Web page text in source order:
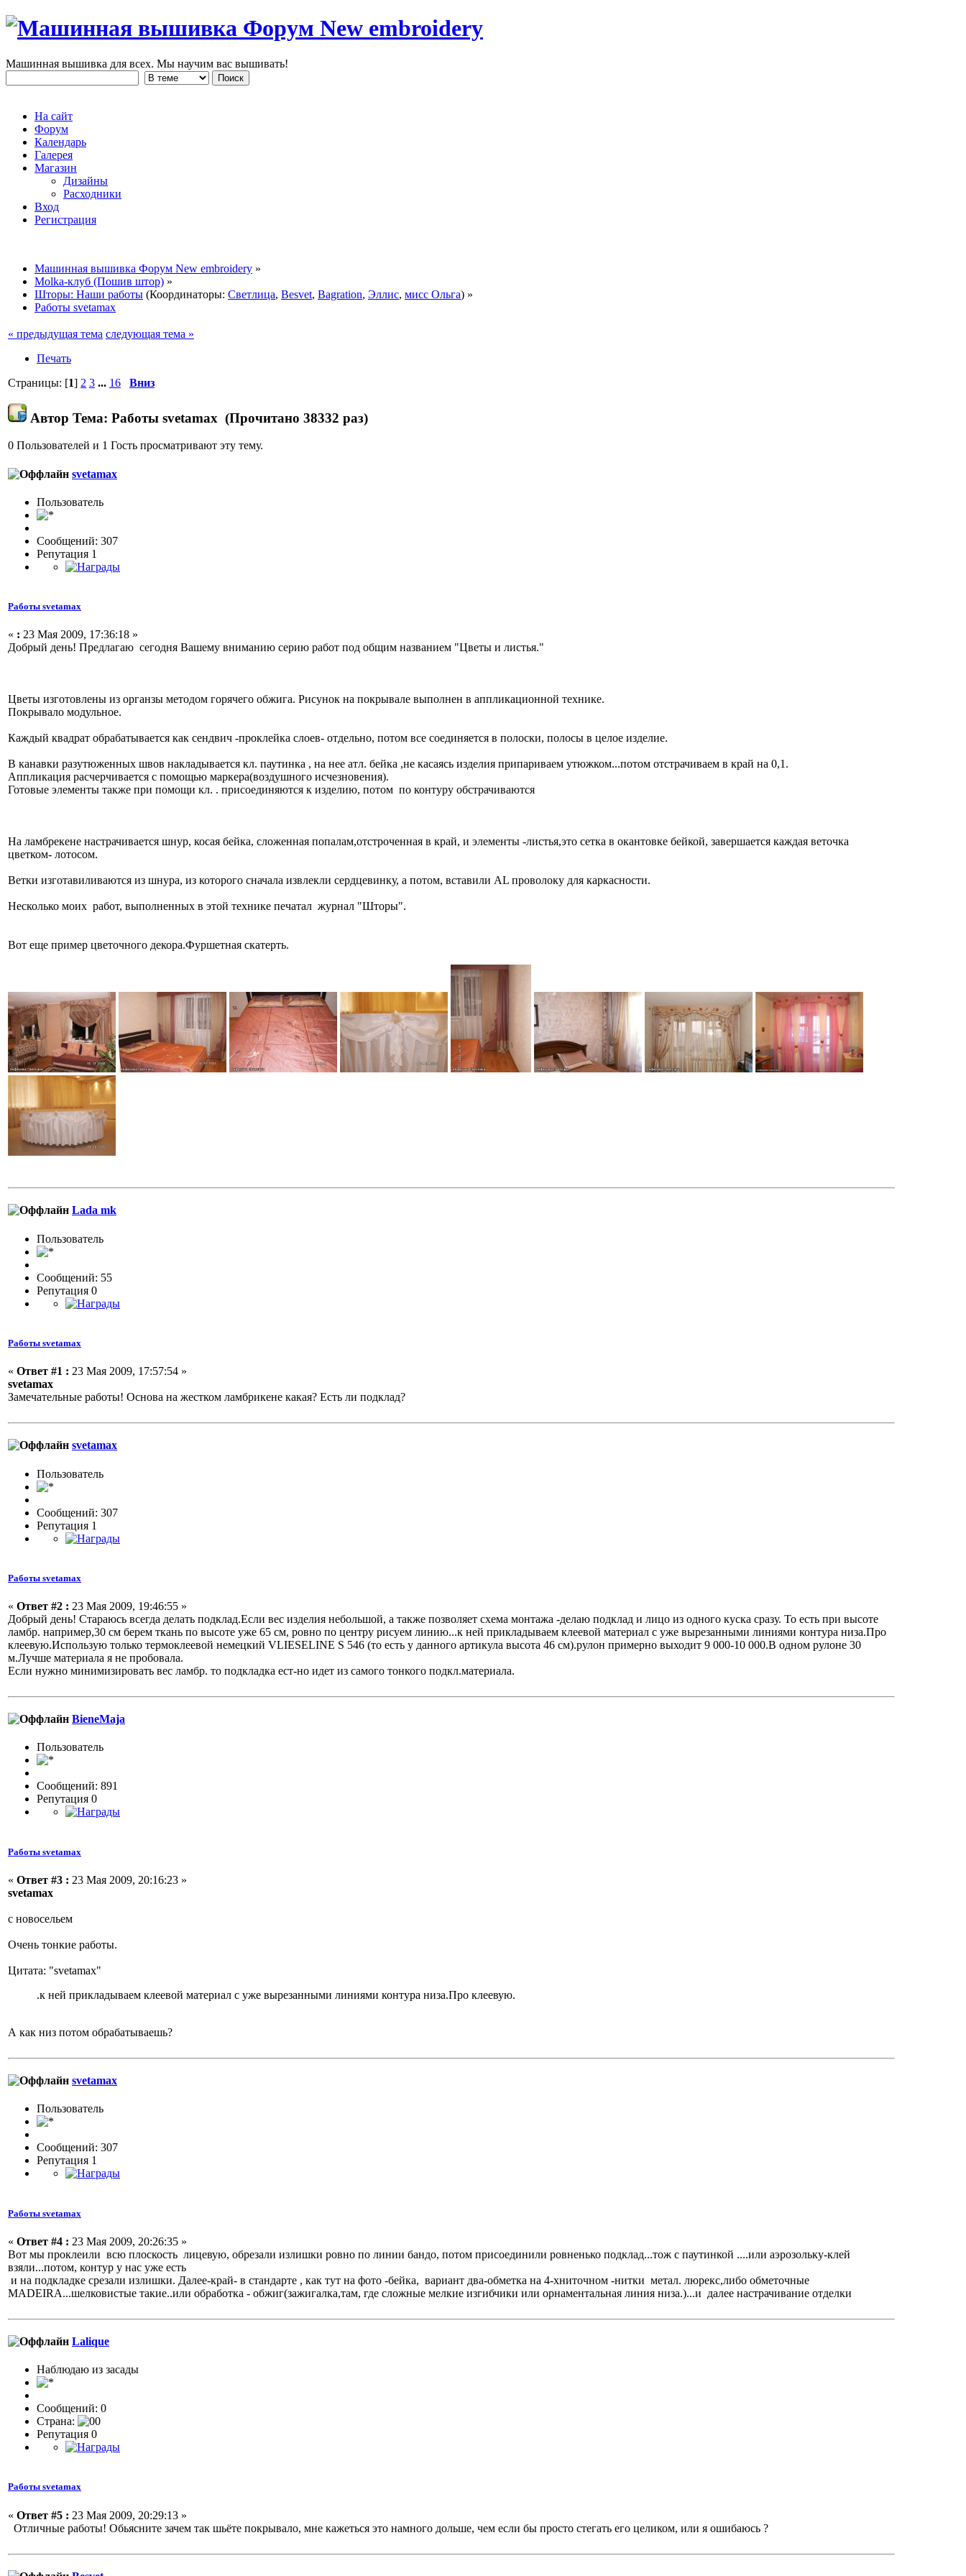
Машинная вышивка для всех. Мы научим вас вышивать!
На сайт
Форум
Календарь
Галерея
Магазин
Дизайны
Расходники
Вход
Регистрация
Машинная вышивка Форум New embroidery »
Molka-клуб (Пошив штор) »
Шторы: Наши работы (Координаторы: Светлица, Besvet, Bagration, Эллис, мисс Ольга) »
Работы svetamax
« предыдущая тема следующая тема »
Печать
Страницы: [1] 2 3 ... 16 Вниз
Автор Тема: Работы svetamax (Прочитано 38332 раз)
0 Пользователей и 1 Гость просматривают эту тему.
svetamax
Пользовaтeль
Сообщений: 307
Репутация 1
Работы svetamax
« : 23 Мая 2009, 17:36:18 »
Добрый день! Предлагаю сегодня Вашему вниманию серию работ под общим названием "Цветы и листья."
Цветы изготовлены из органзы методом горячего обжига. Рисунок на покрывале выполнен в аппликационной технике.
Покрывало модульное.
Каждый квадрат обрабатывается как сендвич -проклейка слоев- отдельно, потом все соединяется в полоски, полосы в целое изделие.
В канавки разутюженных швов накладывается кл. паутинка , на нее атл. бейка ,не касаясь изделия припариваем утюжком...потом отстрачиваем в край на 0,1.
Аппликация расчерчивается с помощью маркера(воздушного исчезновения).
Готовые элементы также при помощи кл. . присоединяются к изделию, потом по контуру обстрачиваются
На ламбрекене настрачивается шнур, косая бейка, сложенная попалам,отстроченная в край, и элементы -листья,это сетка в окантовке бейкой, завершается каждая веточка
цветком- лотосом.
Ветки изготавиливаются из шнура, из которого сначала извлекли сердцевинку, а потом, вставили AL проволоку для каркасности.
Несколько моих работ, выполненных в этой технике печатал журнал "Шторы".
Вот еще пример цветочного декора.Фуршетная скатерть.
Lada mk
Пользовaтeль
Сообщений: 55
Репутация 0
Работы svetamax
« Ответ #1 : 23 Мая 2009, 17:57:54 »
svetamax
Замечательные работы! Основа на жестком ламбрикене какая? Есть ли подклад?
svetamax
Пользовaтeль
Сообщений: 307
Репутация 1
Работы svetamax
« Ответ #2 : 23 Мая 2009, 19:46:55 »
Добрый день! Стараюсь всегда делать подклад.Если вес изделия небольшой, а также позволяет схема монтажа -делаю подклад и лицо из одного куска сразу. То есть при высоте
ламбр. например,30 см берем ткань по высоте уже 65 см, ровно по центру рисуем линию...к ней прикладываем клеевой материал с уже вырезанными линиями контура низа.Про
клеевую.Использую только термоклеевой немецкий VLIESELINE S 546 (то есть у данного артикула высота 46 см).рулон примерно выходит 9 000-10 000.В одном рулоне 30
м.Лучше материала я не пробовала.
Если нужно минимизировать вес ламбр. то подкладка ест-но идет из самого тонкого подкл.материала.
BieneMaja
Пользовaтeль
Сообщений: 891
Репутация 0
Работы svetamax
« Ответ #3 : 23 Мая 2009, 20:16:23 »
svetamax
с новосельем
Очень тонкие работы.
Цитата: "svetamax"
.к ней прикладываем клеевой материал с уже вырезанными линиями контура низа.Про клеевую.
А как низ потом обрабатываешь?
svetamax
Пользовaтeль
Сообщений: 307
Репутация 1
Работы svetamax
« Ответ #4 : 23 Мая 2009, 20:26:35 »
Вот мы проклеили всю плоскость лицевую, обрезали излишки ровно по линии бандо, потом присоединили ровненько подклад...тож с паутинкой ....или аэрозольку-клей
взяли...потом, контур у нас уже есть
и на подкладке срезали излишки. Далее-край- в стандарте , как тут на фото -бейка, вариант два-обметка на 4-хниточном -нитки метал. люрекс,либо обметочные
MADEIRA...шелковистые такие..или обработка - обжиг(зажигалка,там, где сложные мелкие изгибчики или орнаментальная линия низа.)...и далее настрачивание отделки
Lalique
Наблюдаю из засады
Сообщений: 0
Страна:
Репутация 0
Работы svetamax
« Ответ #5 : 23 Мая 2009, 20:29:13 »
Отличные работы! Обьясните зачем так шьёте покрывало, мне кажеться это намного дольше, чем если бы просто стегать его целиком, или я ошибаюсь ?